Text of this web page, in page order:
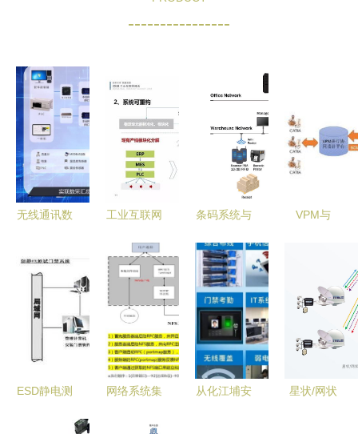
----------------
无线通讯数
工业网关
从4G/串口
到LoRa的
网络系统集
成与性能验
工业互联网
统测试床中
的网络系统
集成实践
——以刘棣
斐团队工作
为例
条码系统与
成方案 网
络系统集成
实践
VPM与
究与实现
基于2016
产品创新数
字化的探索
ESD静电测
网络系统集
从化江埔安
星状/网状